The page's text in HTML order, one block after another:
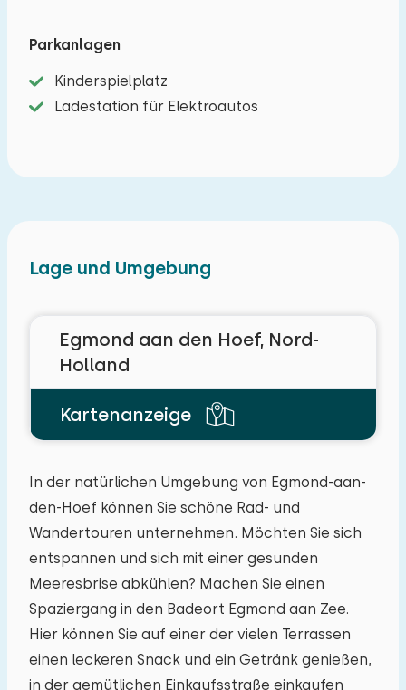
Reisegesellschaft
Die maximal zulässige Personenzahl in Häuser
Parkanlagen
Kinderspielplatz
Ladestation für Elektroautos
Lage und Umgebung
Egmond aan den Hoef, Nord-
Holland
Kartenanzeige
In der natürlichen Umgebung von Egmond-aan-
den-Hoef können Sie schöne Rad- und
Wandertouren unternehmen. Möchten Sie sich
entspannen und sich mit einer gesunden
Meeresbrise abkühlen? Machen Sie einen
Spaziergang in den Badeort Egmond aan Zee.
Hier können Sie auf einer der vielen Terrassen
einen leckeren Snack und ein Getränk genießen,
in der gemütlichen Einkaufsstraße einkaufen